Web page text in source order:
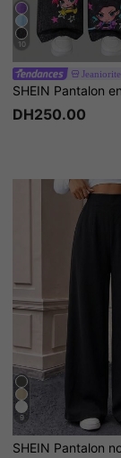
10
Jeaniorite
DH250.00
9